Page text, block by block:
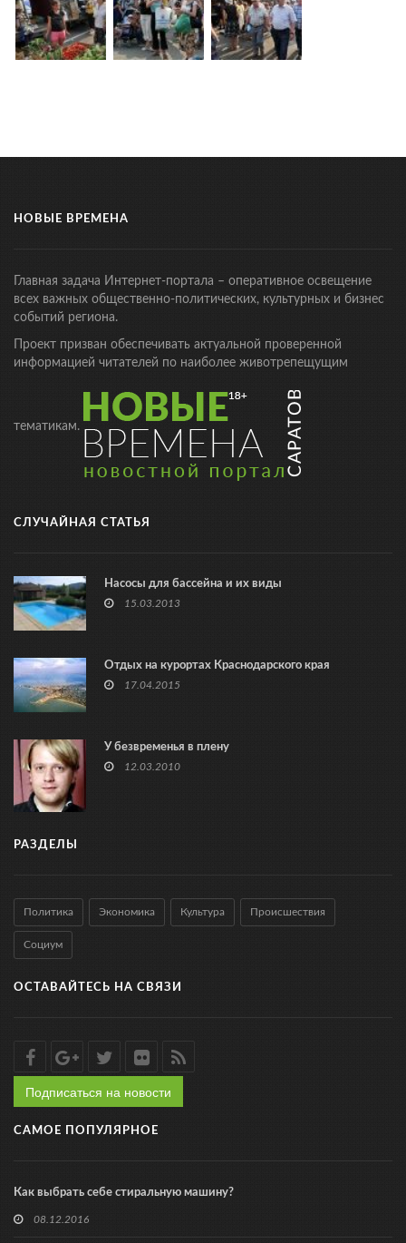
НОВЫЕ ВРЕМЕНА
Главная задача Интернет-портала – оперативное освещение
всех важных общественно-политических, культурных и бизнес
событий региона.
Проект призван обеспечивать актуальной проверенной
информацией читателей по наиболее животрепещущим
тематикам.
СЛУЧАЙНАЯ СТАТЬЯ
Насосы для бассейна и их виды
15.03.2013
Отдых на курортах Краснодарского края
17.04.2015
У безвременья в плену
12.03.2010
РАЗДЕЛЫ
Политика Экономика Культура Происшествия
Социум
ОСТАВАЙТЕСЬ НА СВЯЗИ
Подписаться на новости
САМОЕ ПОПУЛЯРНОЕ
Как выбрать себе стиральную машину?
08.12.2016